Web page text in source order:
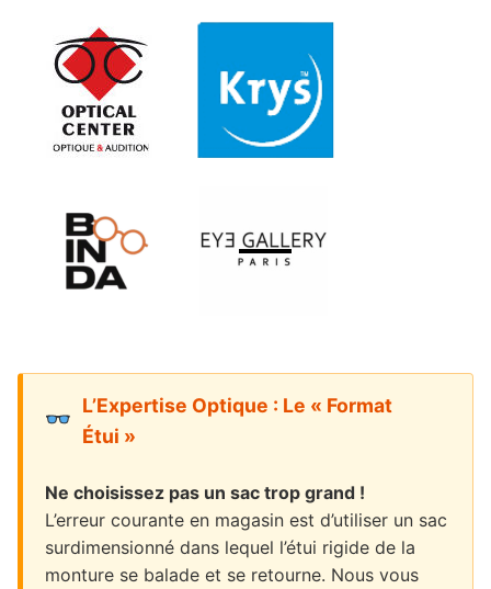
L’Expertise Optique : Le « Format
Étui »
Ne choisissez pas un sac trop grand !
L’erreur courante en magasin est d’utiliser un sac
surdimensionné dans lequel l’étui rigide de la
monture se balade et se retourne. Nous vous